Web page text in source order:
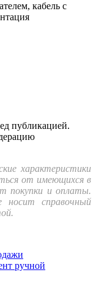
кабель с
публикацией.
характеристики
от имеющихся в
покупки и оплаты.
справочный
ручной